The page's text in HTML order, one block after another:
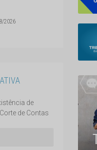
2026
de
de Contas